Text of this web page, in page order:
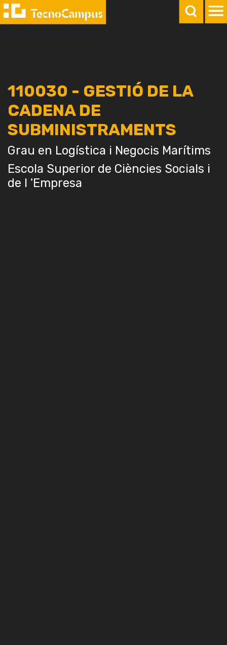
110030 - GESTIÓ DE LA
CADENA DE
SUBMINISTRAMENTS
Grau en Logística i Negocis Marítims
Escola Superior de Ciències Socials i
de l 'Empresa